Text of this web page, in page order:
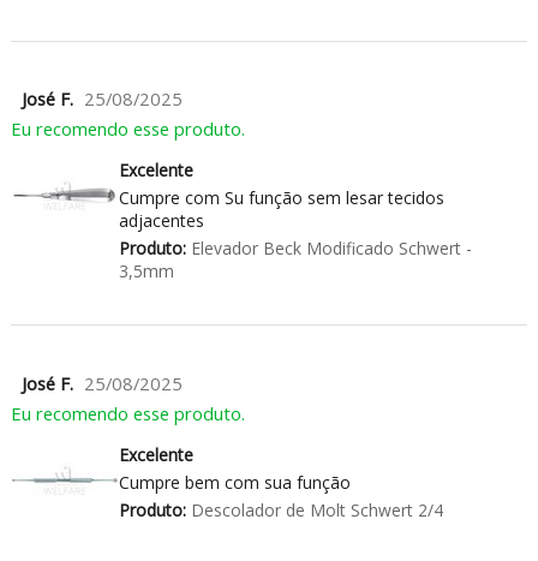
José F. 25/08/2025
Eu recomendo esse produto.
Excelente
Cumpre com Su função sem lesar tecidos
adjacentes
Produto:Elevador Beck Modificado Schwert -
3,5mm
José F. 25/08/2025
Eu recomendo esse produto.
Excelente
Cumpre bem com sua função
Produto:Descolador de Molt Schwert 2/4